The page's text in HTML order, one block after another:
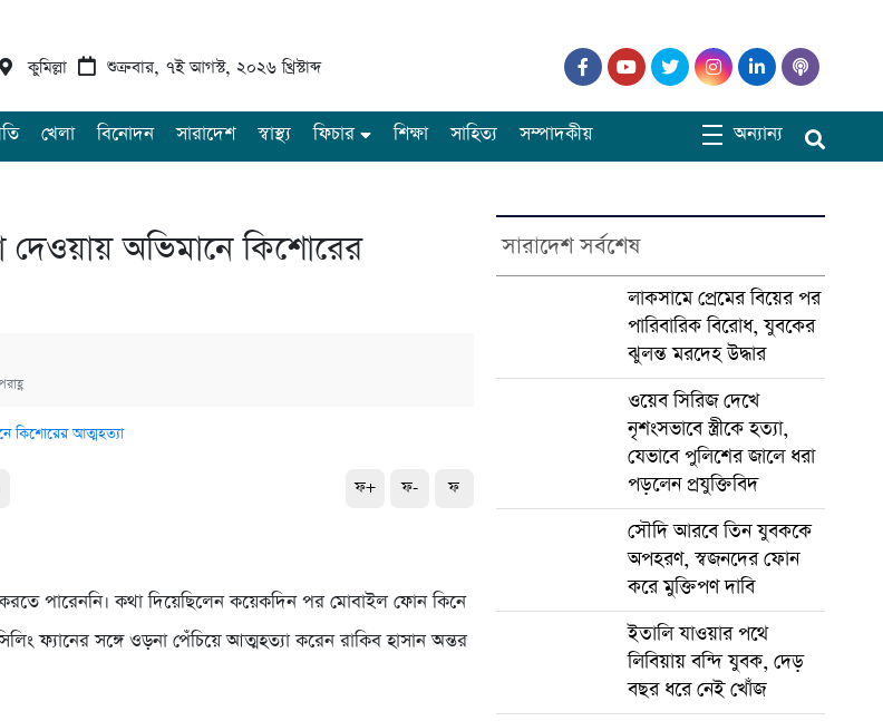
কুমিল্লা শুক্রবার, ৭ই আগস্ট, ২০২৬ খ্রিস্টাব্দ
খেলা বিনোদন সারাদেশ স্বাস্থ্য ফিচার শিক্ষা সাহিত্য সম্পাদকীয় অন্যান্য
দেওয়ায় অভিমানে কিশোরের
ফ+ ফ- ফ
পারেননি। কথা দিয়েছিলেন কয়েকদিন পর মোবাইল ফোন কিনে
ফ্যানের সঙ্গে ওড়না পেঁচিয়ে আত্মহত্যা করেন রাকিব হাসান অন্তর
সারাদেশ সর্বশেষ
লাকসামে প্রেমের বিয়ের পর
পারিবারিক বিরোধ, যুবকের
ঝুলন্ত মরদেহ উদ্ধার
ওয়েব সিরিজ দেখে
নৃশংসভাবে স্ত্রীকে হত্যা,
যেভাবে পুলিশের জালে ধরা
পড়লেন প্রযুক্তিবিদ
সৌদি আরবে তিন যুবককে
অপহরণ, স্বজনদের ফোন
করে মুক্তিপণ দাবি
ইতালি যাওয়ার পথে
লিবিয়ায় বন্দি যুবক, দেড়
বছর ধরে নেই খোঁজ